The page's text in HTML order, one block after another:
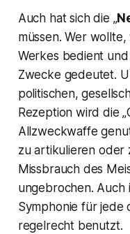
Auch hat sich die „
müssen. Wer
Werkes bedient
Zwecke gedeutet.
politischen,
Rezeption wird die
Allzweckwaffe
zu artikulieren oder
Missbrauch des
ungebrochen. Auch
Symphonie für jede
regelrecht benutzt.